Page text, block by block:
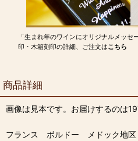
「生まれ年のワインにオリジナルメッ
印・木箱刻印の詳細、ご注文はこちら
商品詳細
画像は見本です。お届けするのは
フランス ボルドー メドック地区